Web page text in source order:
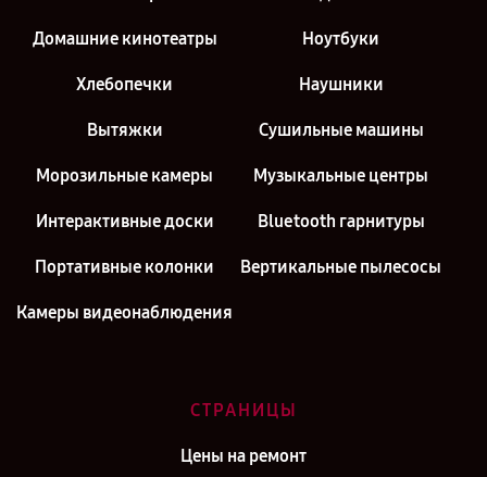
Домашние кинотеатры Ноутбуки
Хлебопечки Наушники
Вытяжки Сушильные машины
Морозильные камеры Музыкальные центры
Интерактивные доски Bluetooth гарнитуры
Портативные колонки Вертикальные пылесосы
Камеры видеонаблюдения
СТРАНИЦЫ
Цены на ремонт